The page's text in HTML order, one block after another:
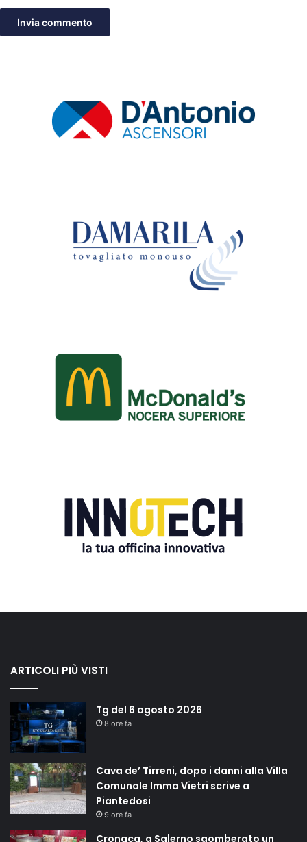
ARTICOLI PIÙ VISTI
Tg del 6 agosto 2026
8 ore fa
Cava de’ Tirreni, dopo i danni alla Villa
Comunale Imma Vietri scrive a
Piantedosi
9 ore fa
Cronaca, a Salerno sgomberato un